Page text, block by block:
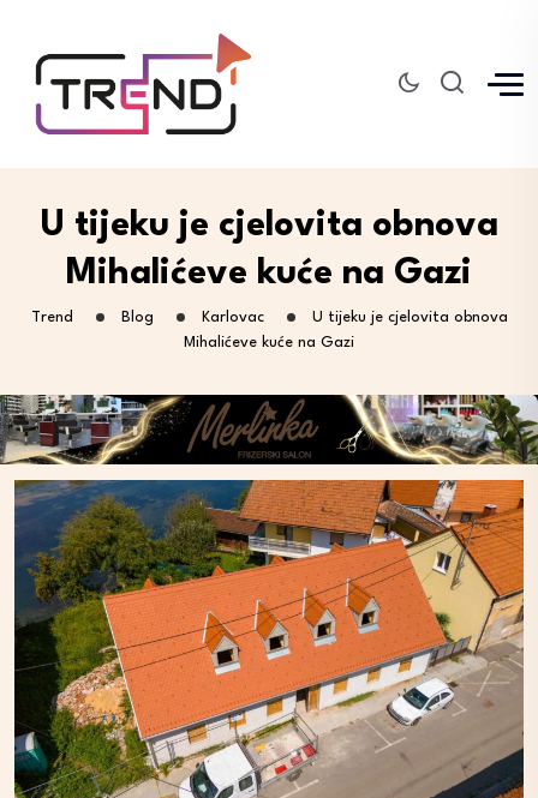
U tijeku je cjelovita obnova
Mihalićeve kuće na Gazi
Trend Blog Karlovac
U tijeku je cjelovita obnova
Mihalićeve kuće na Gazi